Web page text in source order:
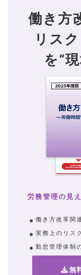
働き方
リス
を“
労務管理の見
働き方改革関
実務上のリス
勤怠管理体制
無